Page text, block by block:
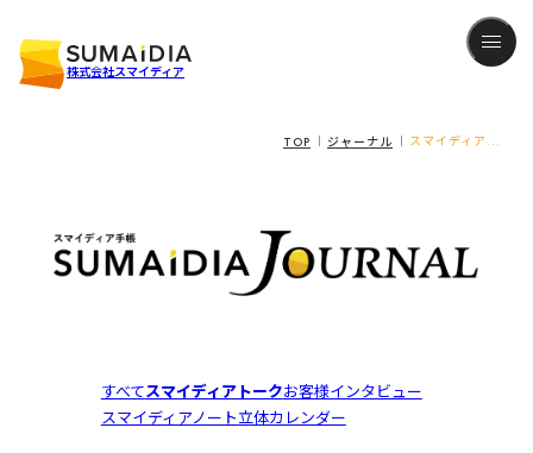
株式会社スマイディア
TOP ジャーナル スマイディア...
すべてスマイディアトークお客様インタビュー
スマイディアノート立体カレンダー